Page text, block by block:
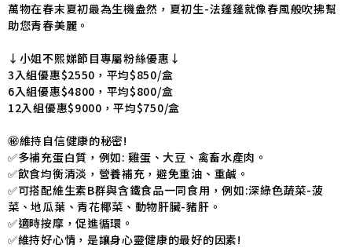
萬物在春末夏初最為生機盎然，夏初生-法蓬蓬就像春風般吹拂幫
助您青春美麗。
↓小姐不熙娣節目專屬粉絲優惠↓
3入組優惠$2550，平均$850/盒
6入組優惠$4800，平均$800/盒
12入組優惠$9000，平均$750/盒
㊙️維持自信健康的秘密!
✅多補充蛋白質，例如: 雞蛋、大豆、禽畜水產肉。
✅飲食均衡清淡，營養補充，避免重油、重鹹。
✅可搭配維生素B群與含鐵食品一同食用，例如:深綠色蔬菜-菠
菜、地瓜葉、青花椰菜、動物肝臟-豬肝。
✅適時按摩，促進循環。
✅維持好心情，是讓身心靈健康的最好的因素!